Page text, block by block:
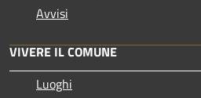
Avvisi
VIVERE IL COMUNE
Luoghi